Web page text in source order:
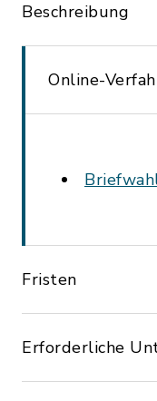
Beschreibung
Online-
Fristen
Erforderliche